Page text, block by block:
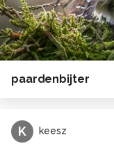
paardenbijter
K keesz